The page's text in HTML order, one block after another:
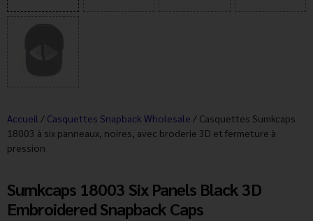
Accueil / Casquettes Snapback Wholesale / Casquettes Sumkcaps
18003 à six panneaux, noires, avec broderie 3D et fermeture à
pression
Sumkcaps 18003 Six Panels Black 3D
Embroidered Snapback Caps